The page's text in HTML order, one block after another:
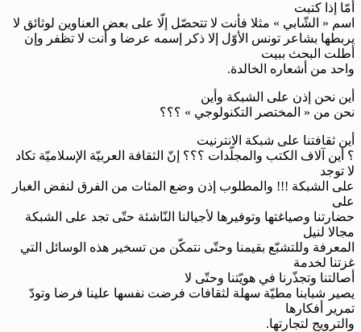
أمّا إذا كتبت
اسم « الشّابي » مثلا فأنت لا تتحصّل إلّا على بعض العناوين لوثائق لا
يربطها بشاعر تونس الأوّل إلا ذكر إسمه عرضا و أنت لا تظفر وإن
أطلت البحث ببيت
واحد من أشعاره الخالدة.
أين نحن إذن على الشبكة وأين
نحن من « المختصر التكنولوجي » ؟؟؟
أين ثقافتنا على شبكة الانترنيت
؟ أين آلاف الكتب والمجلّدات ؟؟؟ إنّ الثقافة العربيّة الإسلاميّة تكاد
لا توجد
على الشبكة !!! والمطلوب إذن وضع المئات من الفرق لنفض الغبار
على
حضارتنا وصياغتها وتوفيرها لأجيالنا النّاشئة حتّى تجد على الشبكة
مجالا لنيل
المعرفة وللتشبّع بقيمنا وحتّى نتمكّن من تسخير هذه الوسائل التي
غزتنا لخدمة
أصالتنا وتجذّرنا في هويّتنا وحتّى لا
يصير شبابنا مطيّة سهلة لثقافات فرضت نفسها علينا فرضا وتودّ
تمرير أفكارها
والترويج لتجارتها.